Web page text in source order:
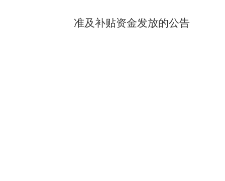
准及补贴资金发放的公告